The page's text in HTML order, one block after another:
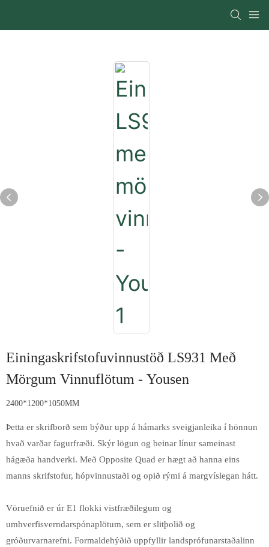
Einingaskrifstofuvinnustöð LS931 Með
Mörgum Vinnuflötum - Yousen
2400*1200*1050MM
Þetta er skrifborð sem býður upp á hámarks sveigjanleika í hönnun
hvað varðar fagurfræði. Skýr lögun og beinar línur sameinast
hágæða handverki. Með Opposite Quad er hægt að hanna eins
manns skrifstofur, hópvinnustaði og opið rými á margvíslegan hátt.
Vöruefnið er úr E1 flokki vistfræðilegum og
umhverfisverndarspónaplötum, sem er slitþolið og
gróðurvarnarefni. Formaldehýðið uppfyllir landsprófunarstaðalinn